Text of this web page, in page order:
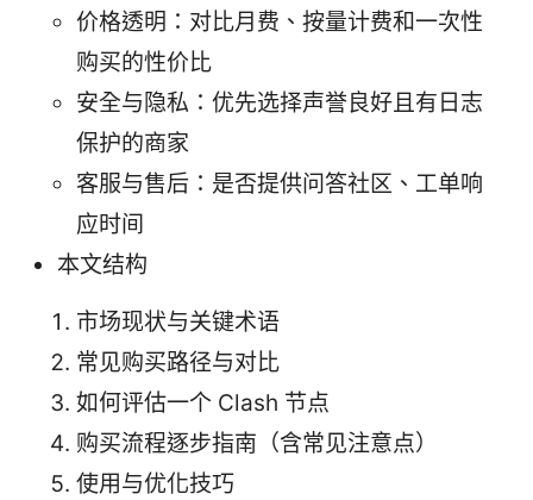
价格透明：对比月费、按量计费和一次性
购买的性价比
安全与隐私：优先选择声誉良好且有日志
保护的商家
客服与售后：是否提供问答社区、工单响
应时间
本文结构
市场现状与关键术语
常见购买路径与对比
如何评估一个 Clash 节点
购买流程逐步指南（含常见注意点）
使用与优化技巧